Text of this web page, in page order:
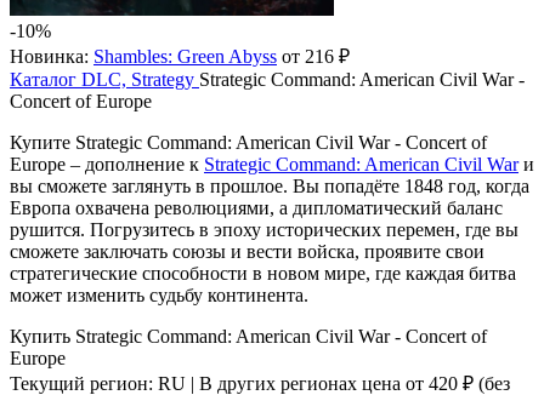
-10%
Новинка: Shambles: Green Abyss от 216 ₽
Каталог DLC, Strategy Strategic Command: American Civil War -
Concert of Europe
Купите Strategic Command: American Civil War - Concert of
Europe – дополнение к Strategic Command: American Civil Warи
вы сможете заглянуть в прошлое. Вы попадёте 1848 год, когда
Европа охвачена революциями, а дипломатический баланс
рушится. Погрузитесь в эпоху исторических перемен, где вы
сможете заключать союзы и вести войска, проявите свои
стратегические способности в новом мире, где каждая битва
может изменить судьбу континента.
Купить Strategic Command: American Civil War - Concert of
Europe
Текущий регион: RU | В других регионах цена от 420 ₽ (без